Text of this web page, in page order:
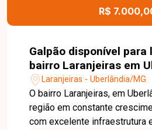
R$
Galpão disponível para
bairro Laranjeiras em
Laranjeiras - Uberlândia/MG
O bairro Laranjeiras, em
região em constante
com excelente infraestrutura